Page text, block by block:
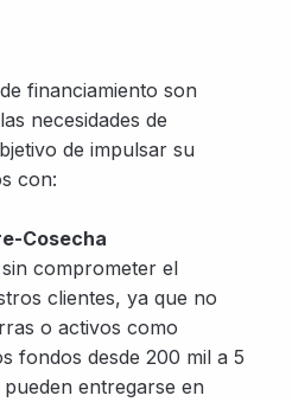
financiamiento son
necesidades de
de impulsar su
con:
Cosecha
comprometer el
clientes, ya que no
o activos como
fondos desde 200 mil a 5
entregarse en